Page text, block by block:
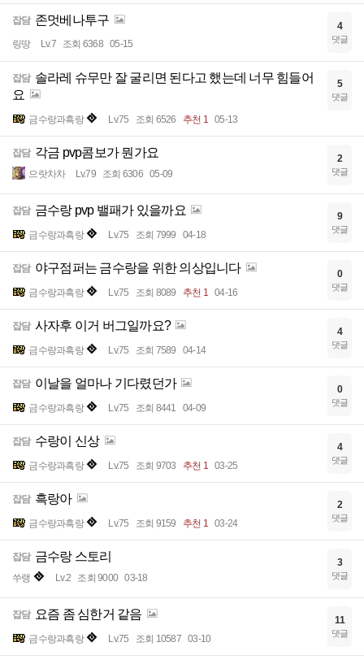
잡담 존멋베나투구
링땅 Lv.7 조회 6368 05-15
4
댓글
잡담 솔라레 슈무만 잘 굴리면 된다고 했는데 너무 힘들어
요
금수랑과흑랑 Lv.75 조회 6526 추천 1 05-13
5
댓글
잡담 각금 pvp콤보가 뭔가요
으랏차차 Lv.79 조회 6306 05-09
2
댓글
잡담 금수랑 pvp 밸패가 있을까요
금수랑과흑랑 Lv.75 조회 7999 04-18
9
댓글
잡담 야구점퍼는 금수랑을 위한 의상입니다
금수랑과흑랑 Lv.75 조회 8089 추천 1 04-16
0
댓글
잡담 사자후 이거 버그일까요?
금수랑과흑랑 Lv.75 조회 7589 04-14
4
댓글
잡담 이날을 얼마나 기다렸던가
금수랑과흑랑 Lv.75 조회 8441 04-09
0
댓글
잡담 수랑이 신상
금수랑과흑랑 Lv.75 조회 9703 추천 1 03-25
4
댓글
잡담 흑랑아
금수랑과흑랑 Lv.75 조회 9159 추천 1 03-24
2
댓글
잡담 금수랑 스토리
쑤랭 Lv.2 조회 9000 03-18
3
댓글
잡담 요즘 좀 심한거 같음
금수랑과흑랑 Lv.75 조회 10587 03-10
11
댓글